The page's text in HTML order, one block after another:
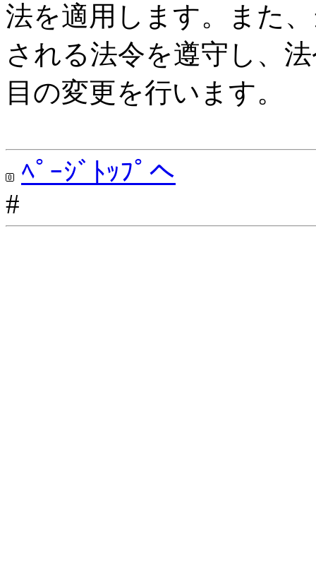
法を適用します。また
される法令を遵守し、
目の変更を行います。
ﾍﾟｰｼﾞﾄｯﾌﾟへ
#